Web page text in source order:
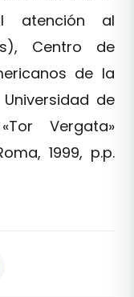
atención al
Centro de
de la
de
Vergata»
1999, p.p.